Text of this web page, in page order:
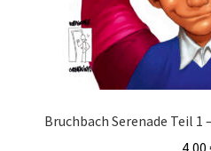
Bruchbach Serenade Teil